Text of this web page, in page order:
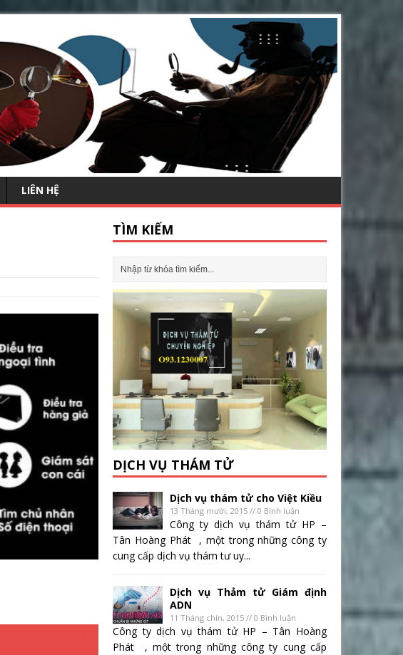
LIÊN HỆ
TÌM KIẾM
DỊCH VỤ THÁM TỬ
Dịch vụ thám tử cho Việt Kiều
13 Tháng mười, 2015 // 0 Bình luận
Công ty dịch vụ thám tử HP –
Tân Hoàng Phát , một trong những công ty
cung cấp dịch vụ thám tư uy...
Dịch vụ Thảm tử Giám định
ADN
11 Tháng chín, 2015 // 0 Bình luận
Công ty dịch vụ thám tử HP – Tân Hoàng
Phát , một trong những công ty cung cấp